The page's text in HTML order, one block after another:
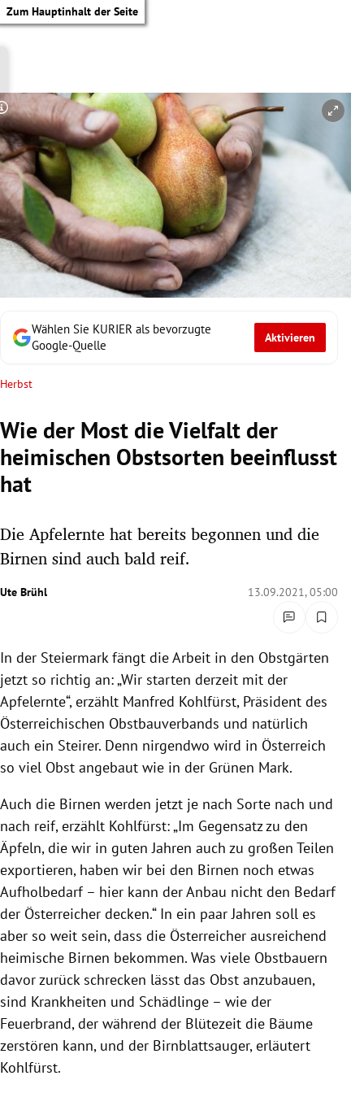
Zum Hauptinhalt der Seite
Untermenü
Untermenü
Untermenü
Untermenü
Untermenü
Untermenü
Untermenü
Wählen Sie KURIER als bevorzugte
Google-Quelle
Aktivieren
Herbst
Wie der Most die Vielfalt der
heimischen Obstsorten beeinflusst
hat
Die Apfelernte hat bereits begonnen und die
Birnen sind auch bald reif.
Ute Brühl 13.09.2021, 05:00
Copyright-Hinweis öffnen/schließen
In der Steiermark fängt die Arbeit in den Obstgärten
jetzt so richtig an: „Wir starten derzeit mit der
Apfelernte“, erzählt Manfred Kohlfürst, Präsident des
Österreichischen Obstbauverbands und natürlich
auch ein Steirer. Denn nirgendwo wird in Österreich
so viel Obst angebaut wie in der Grünen Mark.
Auch die Birnen werden jetzt je nach Sorte nach und
nach reif, erzählt Kohlfürst: „Im Gegensatz zu den
Äpfeln, die wir in guten Jahren auch zu großen Teilen
exportieren, haben wir bei den Birnen noch etwas
Aufholbedarf – hier kann der Anbau nicht den Bedarf
der Österreicher decken.“ In ein paar Jahren soll es
aber so weit sein, dass die Österreicher ausreichend
heimische Birnen bekommen. Was viele Obstbauern
davor zurück schrecken lässt das Obst anzubauen,
sind Krankheiten und Schädlinge – wie der
Feuerbrand, der während der Blütezeit die Bäume
zerstören kann, und der Birnblattsauger, erläutert
Kohlfürst.